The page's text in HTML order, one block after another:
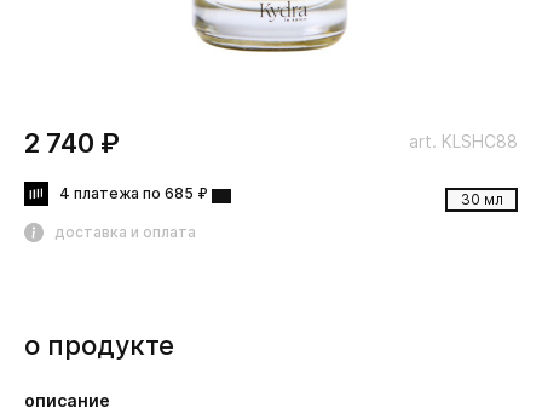
art. KLSHC88
30 мл
2 740 ₽
4 платежа по 685 ₽
доставка и оплата
о продукте
описание